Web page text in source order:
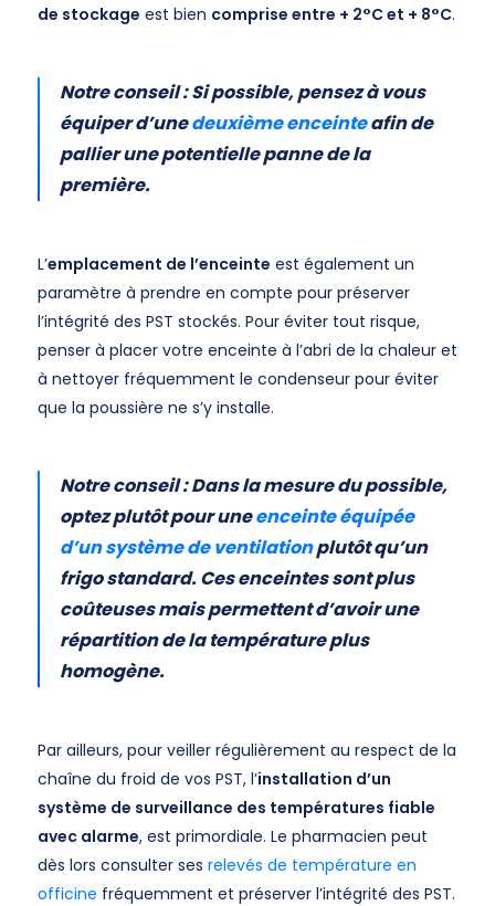
de stockage est bien comprise entre + 2°C et + 8°C.
Notre conseil : Si possible, pensez à vous
équiper d’unedeuxième enceinteafin de
pallier une potentielle panne de la
première.
L’emplacement de l’enceinte est également un
paramètre à prendre en compte pour préserver
l’intégrité des PST stockés. Pour éviter tout risque,
penser à placer votre enceinte à l’abri de la chaleur et
à nettoyer fréquemment le condenseur pour éviter
que la poussière ne s’y installe.
Notre conseil : Dans la mesure du possible,
optez plutôt pour uneenceinte équipée
d’un système de ventilationplutôt qu’un
frigo standard. Ces enceintes sont plus
coûteuses mais permettent d’avoir une
répartition de la température plus
homogène.
Par ailleurs, pour veiller régulièrement au respect de la
chaîne du froid de vos PST, l’installation d’un
système de surveillance des températures fiable
avec alarme, est primordiale. Le pharmacien peut
dès lors consulter ses relevés de température en
officine fréquemment et préserver l’intégrité des PST.